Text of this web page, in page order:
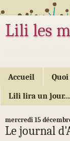
Lili les
Accueil
Lili lira un jour...
mercredi 15
Le journal